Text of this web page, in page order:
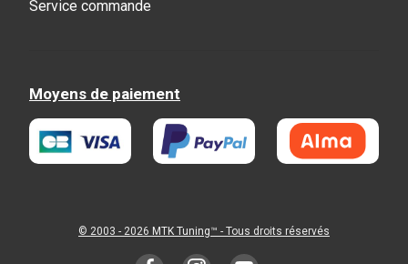
Service commande
Moyens de paiement
© 2003 - 2026 MTK Tuning™ - Tous droits réservés